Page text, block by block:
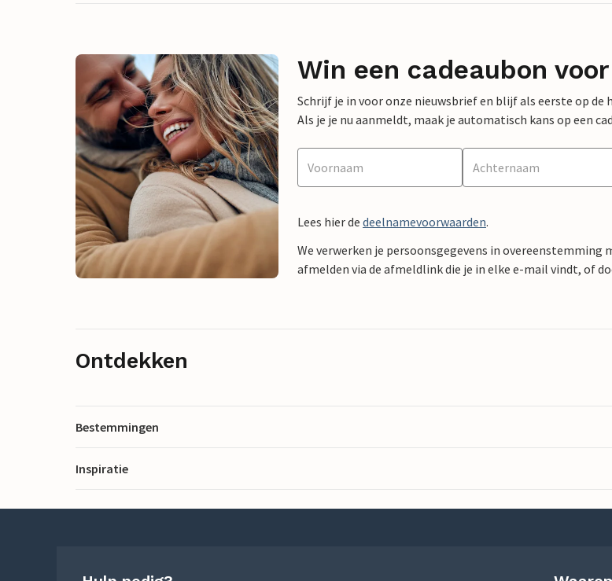
Win een cadeaubon
Schrijf je in voor onze nieuwsbrief en blijf als eerste op
Als je je nu aanmeldt, maak je automatisch kans op een
Lees hier de deelnamevoorwaarden.
We verwerken je persoonsgegevens in overeenstemming
afmelden via de afmeldlink die je in elke e-mail vindt, of
Ontdekken
Bestemmingen
Inspiratie